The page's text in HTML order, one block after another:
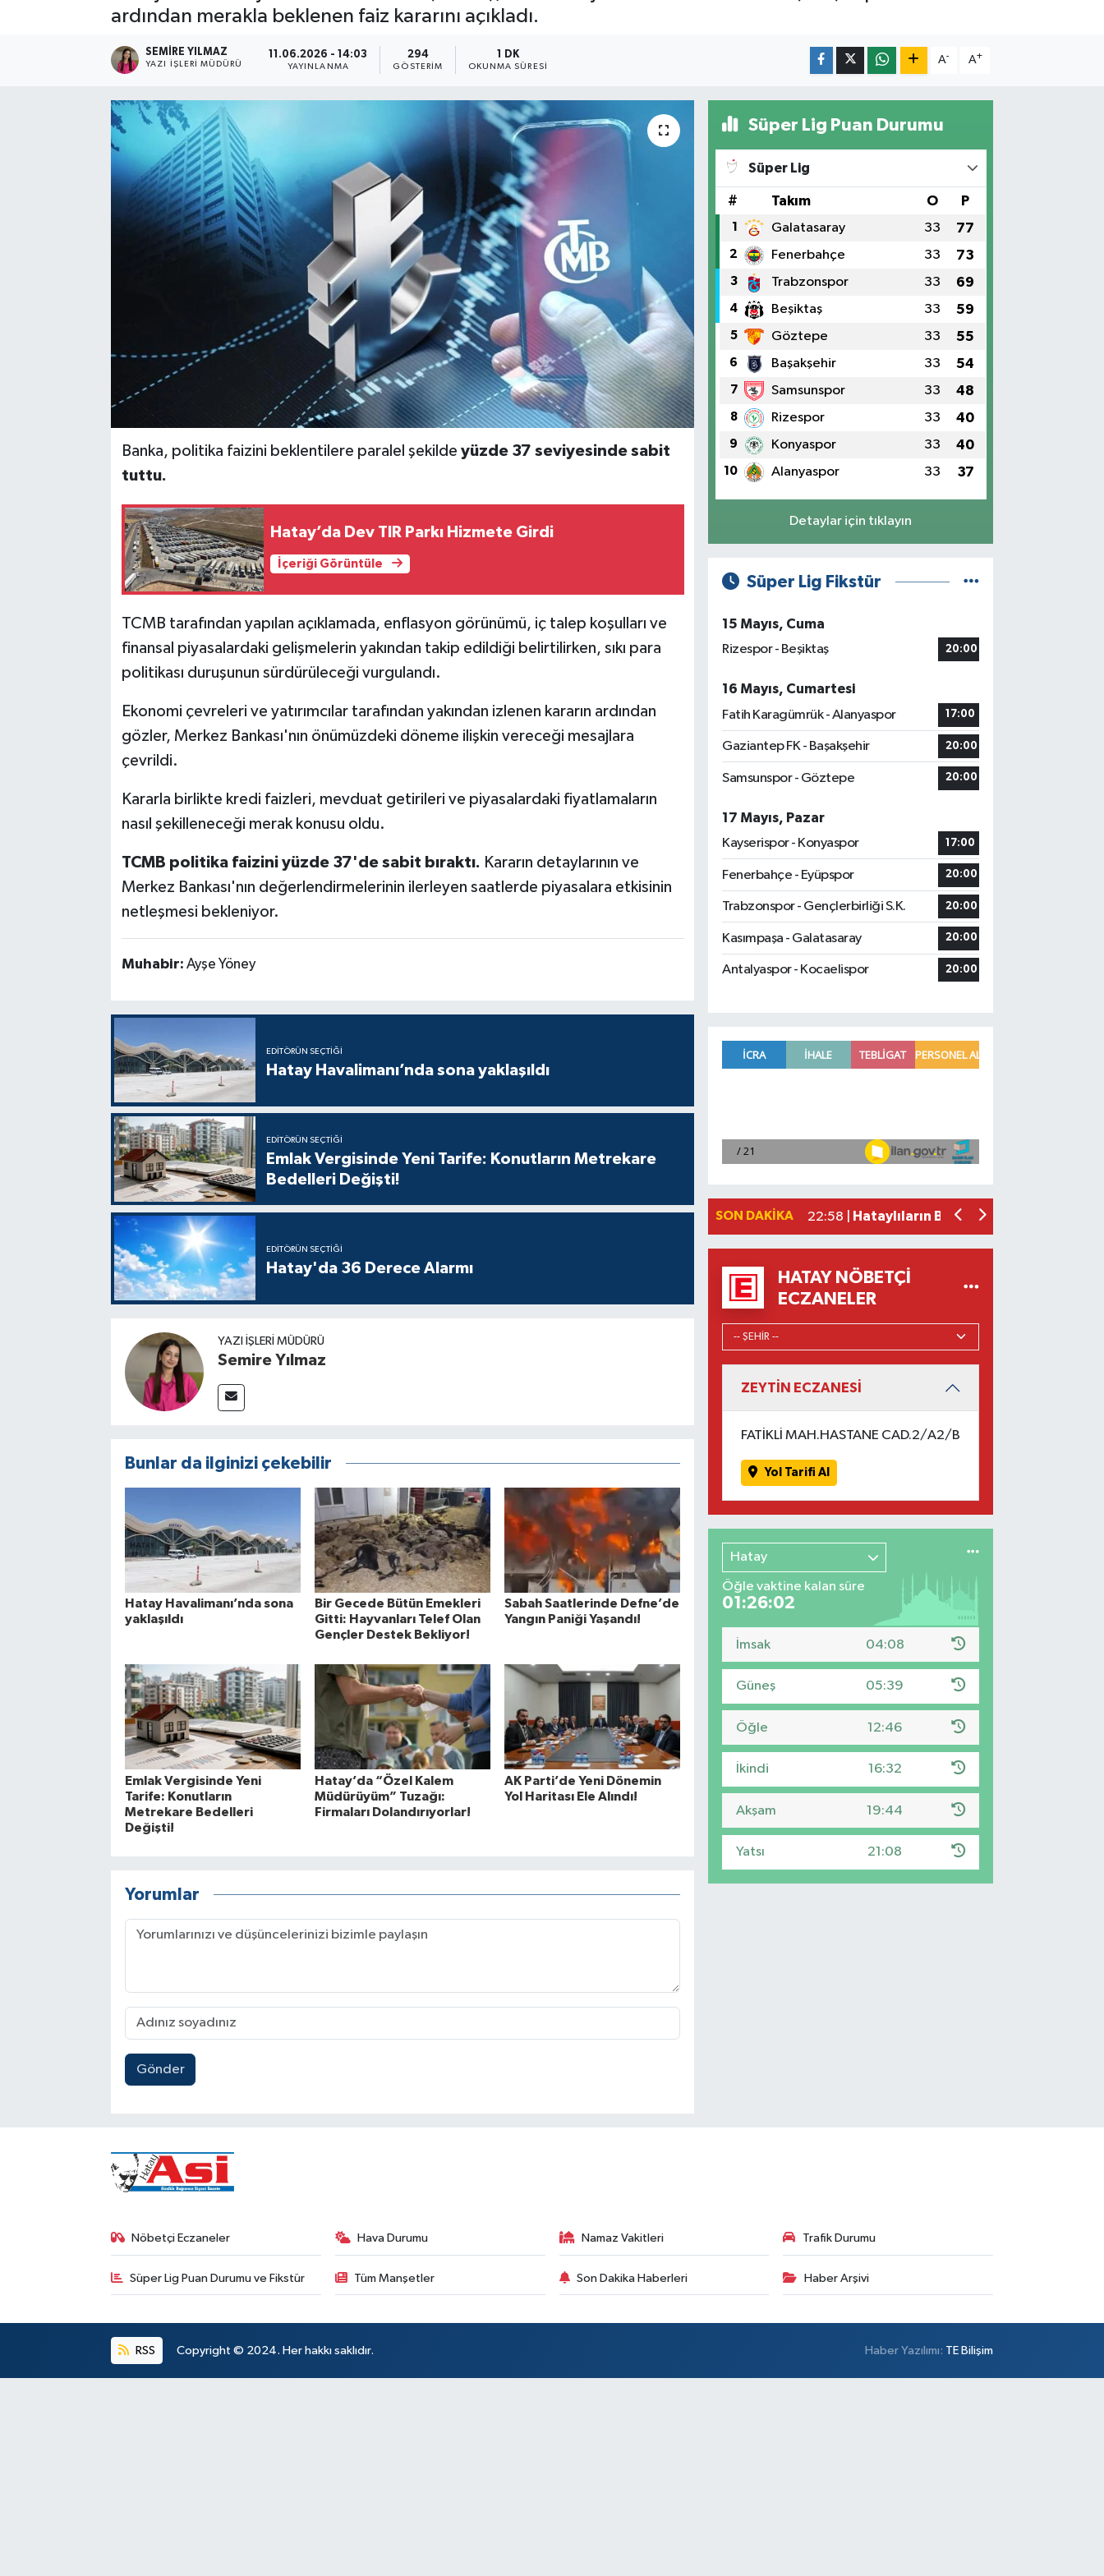
ardından merakla beklenen faiz kararını açıkladı.
SEMIRE YILMAZ
YAZI İŞLERI MÜDÜRÜ
11.06.2026 - 14:03
YAYINLANMA
294
GÖSTERIM
1 DK
OKUNMA SÜRESI
A- A+
Banka, politika faizini beklentilere paralel şekilde yüzde 37 seviyesinde sabit
tuttu.
Hatay’da Dev TIR Parkı Hizmete Girdi
İçeriği Görüntüle
TCMB tarafından yapılan açıklamada, enflasyon görünümü, iç talep koşulları ve
finansal piyasalardaki gelişmelerin yakından takip edildiği belirtilirken, sıkı para
politikası duruşunun sürdürüleceği vurgulandı.
Ekonomi çevreleri ve yatırımcılar tarafından yakından izlenen kararın ardından
gözler, Merkez Bankası'nın önümüzdeki döneme ilişkin vereceği mesajlara
çevrildi.
Kararla birlikte kredi faizleri, mevduat getirileri ve piyasalardaki fiyatlamaların
nasıl şekilleneceği merak konusu oldu.
TCMB politika faizini yüzde 37'de sabit bıraktı. Kararın detaylarının ve
Merkez Bankası'nın değerlendirmelerinin ilerleyen saatlerde piyasalara etkisinin
netleşmesi bekleniyor.
Muhabir: Ayşe Yöney
EDITÖRÜN SEÇTIĞI
Hatay Havalimanı’nda sona yaklaşıldı
EDITÖRÜN SEÇTIĞI
Emlak Vergisinde Yeni Tarife: Konutların Metrekare
Bedelleri Değişti!
EDITÖRÜN SEÇTIĞI
Hatay'da 36 Derece Alarmı
YAZI İŞLERI MÜDÜRÜ
Semire Yılmaz
Bunlar da ilginizi çekebilir
Hatay Havalimanı’nda sona
yaklaşıldı
Bir Gecede Bütün Emekleri
Gitti: Hayvanları Telef Olan
Gençler Destek Bekliyor!
Sabah Saatlerinde Defne’de
Yangın Paniği Yaşandı!
Emlak Vergisinde Yeni
Tarife: Konutların
Metrekare Bedelleri
Değişti!
Hatay’da “Özel Kalem
Müdürüyüm” Tuzağı:
Firmaları Dolandırıyorlar!
AK Parti’de Yeni Dönemin
Yol Haritası Ele Alındı!
Yorumlar
Gönder
Süper Lig Puan Durumu
Süper Lig
# Takım O P
1 Galatasaray 33 77
2 Fenerbahçe 33 73
3 Trabzonspor 33 69
4 Beşiktaş 33 59
5 Göztepe 33 55
6 Başakşehir 33 54
7 Samsunspor 33 48
8 Rizespor 33 40
9 Konyaspor 33 40
10 Alanyaspor 33 37
Detaylar için tıklayın
Süper Lig Fikstür
15 Mayıs, Cuma
Rizespor - Beşiktaş
20:00
16 Mayıs, Cumartesi
Fatih Karagümrük - Alanyaspor
17:00
Gaziantep FK - Başakşehir 20:00
Samsunspor - Göztepe 20:00
17 Mayıs, Pazar
Kayserispor - Konyaspor
17:00
Fenerbahçe - Eyüpspor 20:00
Trabzonspor - Gençlerbirliği S.K. 20:00
Kasımpaşa - Galatasaray 20:00
Antalyaspor - Kocaelispor 20:00
SON DAKIKA
Sabah Saatlerinde Defne’de Yangın
22:58 |
Hataylıların Beklediği Haber Geldi:
HATAY NÖBETÇI
ECZANELER
ZEYTİN ECZANESİ
FATİKLİ MAH.HASTANE CAD.2/A2/B
Yol Tarifi Al
Hatay
Öğle vaktine kalan süre
01:26:01
İmsak 04:08
Güneş 05:39
Öğle 12:46
İkindi 16:32
Akşam 19:44
Yatsı 21:08
Nöbetçi Eczaneler Hava Durumu Namaz Vakitleri Trafik Durumu
Süper Lig Puan Durumu ve Fikstür Tüm Manşetler Son Dakika Haberleri Haber Arşivi
RSS Copyright © 2024. Her hakkı saklıdır. Haber Yazılımı: TE Bilişim